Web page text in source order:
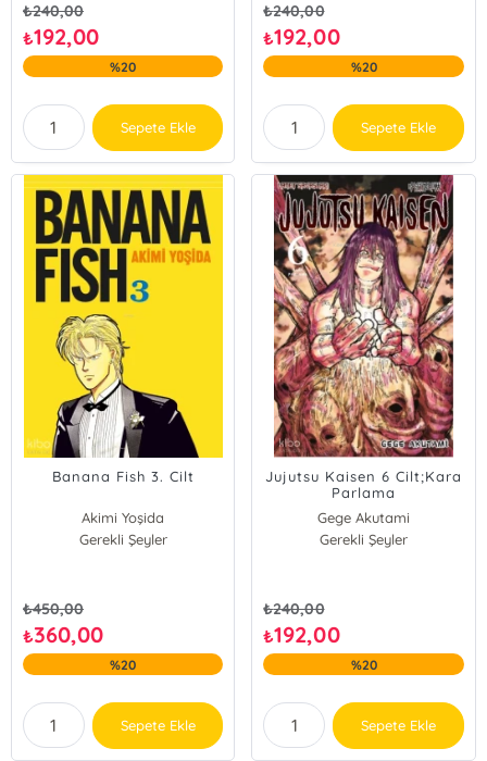
₺240,00
₺192,00
%20
Sepete Ekle
₺240,00
₺192,00
%20
Sepete Ekle
Banana Fish 3. Cilt
Akimi Yoşida
Gerekli Şeyler
₺450,00
₺360,00
%20
Sepete Ekle
Jujutsu Kaisen 6 Cilt;Kara
Parlama
Gege Akutami
Gerekli Şeyler
₺240,00
₺192,00
%20
Sepete Ekle